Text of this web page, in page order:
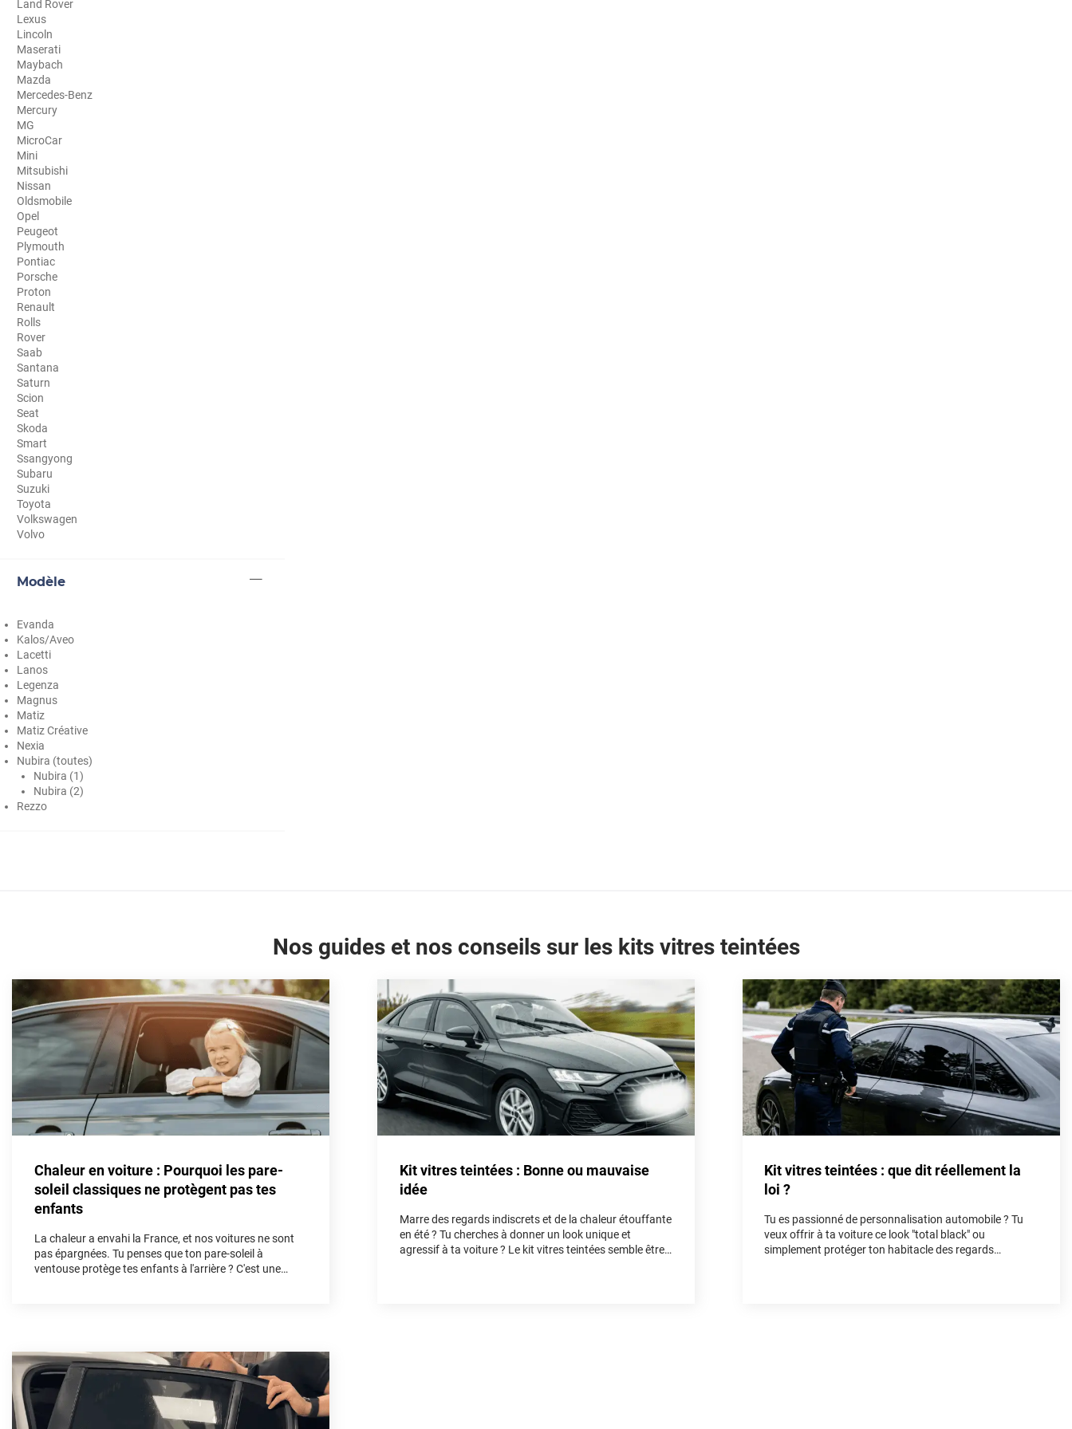
Aston Martin
Audi
Bentley
Bmw
Buick
Byd
Cadillac
Changan
Chevrolet
Chrysler
Citroën
Cupra
Dacia
Daewoo
Daihatsu
Dodge
Dongfeng
Eagle
Ebro
Ferrari
Fisker
Ford
Foton
Gac
Gwm
Holden
Hummer
Ineos
Infiniti
Isuzu
Iveco
Jeep
Jetour
Kandi
Land Rover
Lexus
Lincoln
Maserati
Maybach
Mazda
Mercedes-Benz
Mercury
MG
MicroCar
Mini
Mitsubishi
Nissan
Oldsmobile
Opel
Peugeot
Plymouth
Pontiac
Porsche
Proton
Renault
Rolls
Rover
Saab
Santana
Saturn
Scion
Seat
Skoda
Smart
Ssangyong
Subaru
Suzuki
Toyota
Volkswagen
Volvo
Modèle
Evanda
Kalos/Aveo
Lacetti
Lanos
Legenza
Magnus
Matiz
Matiz Créative
Nexia
Nubira (toutes)
Nubira (1)
Nubira (2)
Rezzo
Nos guides et nos conseils sur les kits vitres teintées
Chaleur en voiture : Pourquoi les pare-
soleil classiques ne protègent pas tes
enfants
La chaleur a envahi la France, et nos voitures ne sont
pas épargnées. Tu penses que ton pare-soleil à
ventouse protège tes enfants à l'arrière ? C'est une
Kit vitres teintées : Bonne ou mauvaise
idée
Marre des regards indiscrets et de la chaleur étouffante
en été ? Tu cherches à donner un look unique et
agressif à ta voiture ? Le kit vitres teintées semble être
Kit vitres teintées : que dit réellement la
loi ?
Tu es passionné de personnalisation automobile ? Tu
veux offrir à ta voiture ce look "total black" ou
simplement protéger ton habitacle des regards